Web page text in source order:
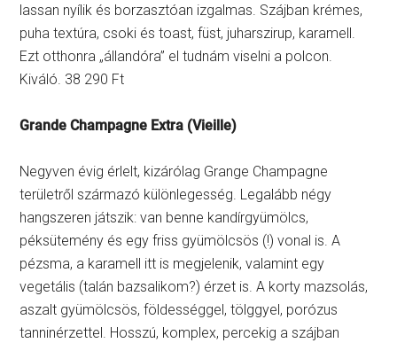
lassan nyílik és borzasztóan izgalmas. Szájban krémes,
puha textúra, csoki és toast, füst, juharszirup, karamell.
Ezt otthonra „állandóra” el tudnám viselni a polcon.
Kiváló. 38 290 Ft
Grande Champagne Extra (Vieille)
Negyven évig érlelt, kizárólag Grange Champagne
területről származó különlegesség. Legalább négy
hangszeren játszik: van benne kandírgyümölcs,
péksütemény és egy friss gyümölcsös (!) vonal is. A
pézsma, a karamell itt is megjelenik, valamint egy
vegetális (talán bazsalikom?) érzet is. A korty mazsolás,
aszalt gyümölcsös, földességgel, tölggyel, porózus
tanninérzettel. Hosszú, komplex, percekig a szájban